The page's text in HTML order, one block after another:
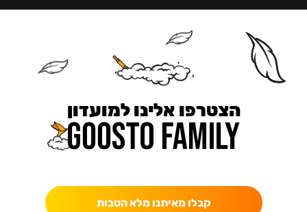
הצטרפו אלינו למועדון
קבלו מאיתנו מלא הטבות